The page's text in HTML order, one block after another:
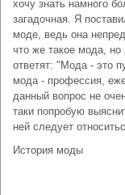
хочу знать намного
загадочная. Я
моде, ведь она
что же такое мода,
ответят: "Мода - это
мода - профессия,
данный вопрос не
таки попробую
ней следует
История моды